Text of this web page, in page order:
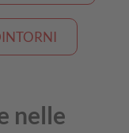
nelle